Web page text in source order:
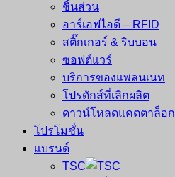
ชิ้นส่วน
อาร์เอฟไอดี – RFID
สติ๊กเกอร์ & ริบบอน
ซอฟต์แวร์
บริการของแพลนเนท
โปรดักส์ที่เลิกผลิต
ดาวน์โหลดแคตตาล็อก
โปรโมชั่น
แบรนด์
TSC